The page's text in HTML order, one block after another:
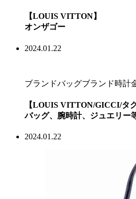
【LOUIS VITTON】
オンザゴー
2024.01.22
ブランドバッグブランド時計
【LOUIS VITTON/GICCI/タ
バッグ、腕時計、ジュエリー
2024.01.22